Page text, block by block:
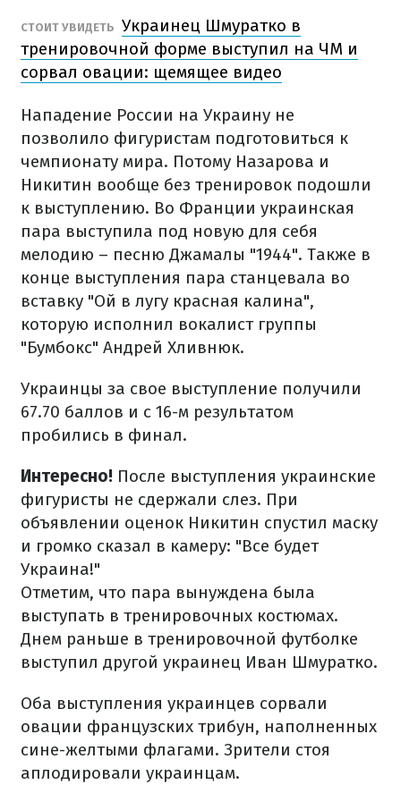
СТОИТ УВИДЕТЬ Украинец Шмуратко в
тренировочной форме выступил на ЧМ и
сорвал овации: щемящее видео
Нападение России на Украину не
позволило фигуристам подготовиться к
чемпионату мира. Потому Назарова и
Никитин вообще без тренировок подошли
к выступлению. Во Франции украинская
пара выступила под новую для себя
мелодию – песню Джамалы "1944". Также в
конце выступления пара станцевала во
вставку "Ой в лугу красная калина",
которую исполнил вокалист группы
"Бумбокс" Андрей Хливнюк.
Украинцы за свое выступление получили
67.70 баллов и с 16-м результатом
пробились в финал.
Интересно! После выступления украинские
фигуристы не сдержали слез. При
объявлении оценок Никитин спустил маску
и громко сказал в камеру: "Все будет
Украина!"
Отметим, что пара вынуждена была
выступать в тренировочных костюмах.
Днем раньше в тренировочной футболке
выступил другой украинец Иван Шмуратко.
Оба выступления украинцев сорвали
овации французских трибун, наполненных
сине-желтыми флагами. Зрители стоя
аплодировали украинцам.